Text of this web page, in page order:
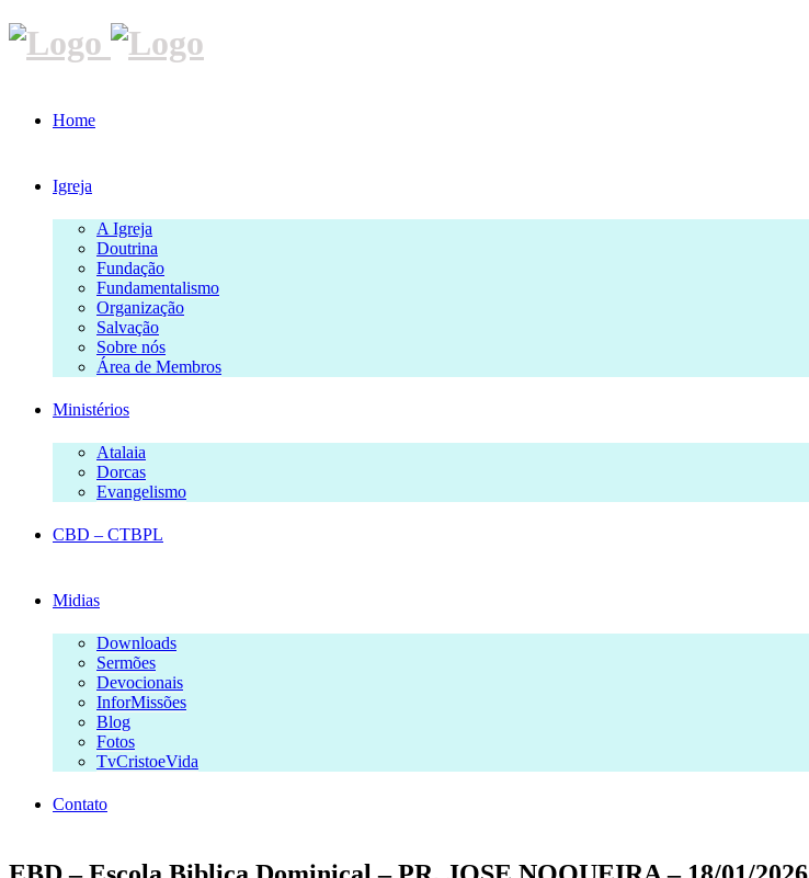
Home
Igreja
A Igreja
Doutrina
Fundação
Fundamentalismo
Organização
Salvação
Sobre nós
Área de Membros
Ministérios
Atalaia
Dorcas
Evangelismo
CBD – CTBPL
Midias
Downloads
Sermões
Devocionais
InforMissões
Blog
Fotos
TvCristoeVida
Contato